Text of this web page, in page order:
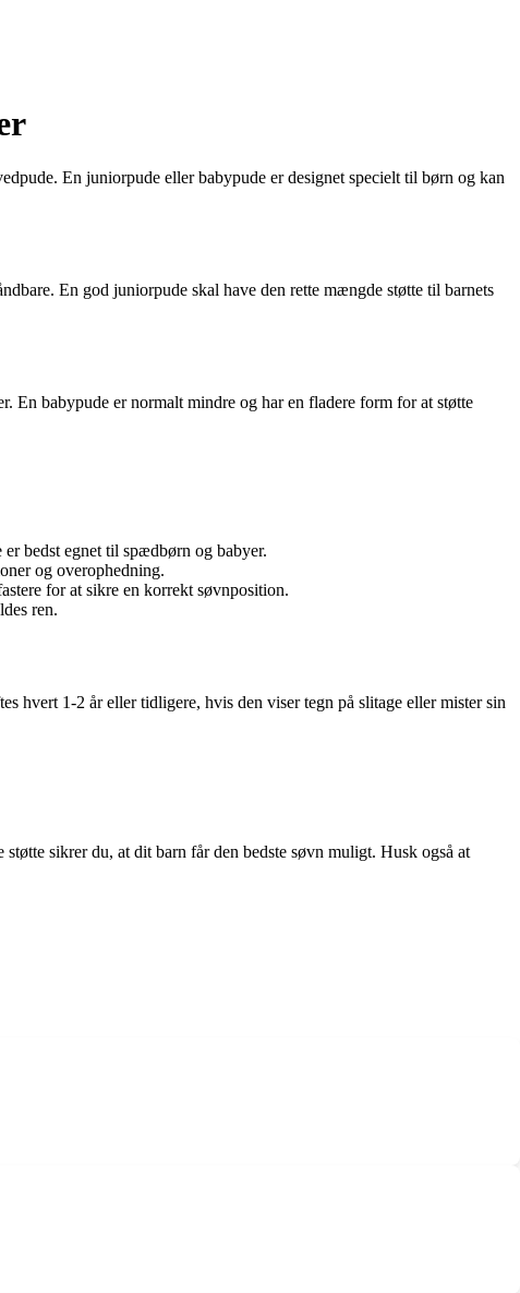
En juniorpude eller babypude er designet specielt til børn og kan
En god juniorpude skal have den rette mængde støtte til barnets
En babypude er normalt mindre og har en fladere form for at støtte
bedst egnet til spædbørn og babyer.
og overophedning.
for at sikre en korrekt søvnposition.
ren.
hvert 1-2 år eller tidligere, hvis den viser tegn på slitage eller mister sin
sikrer du, at dit barn får den bedste søvn muligt. Husk også at